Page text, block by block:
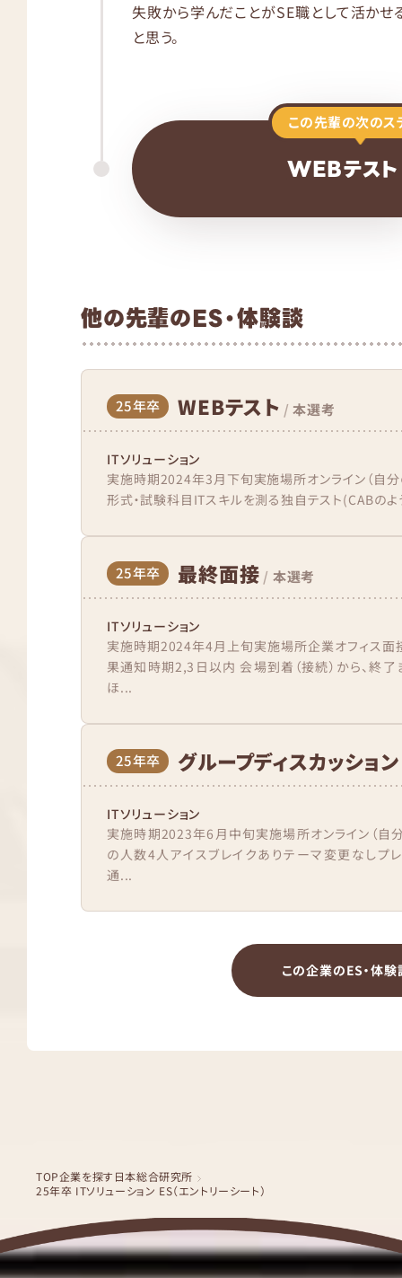
失敗から学んだことがSE職として活かせ
と思う。
この先輩の次のス
WEBテスト
他の先輩のES・体験談
25年卒 WEBテスト / 本選考
ITソリューション
実施時期2024年3月下旬実施場所オンライン（自
形式・試験科目ITスキルを測る独自テスト(CABの
25年卒 最終面接 / 本選考
ITソリューション
実施時期2024年4月上旬実施場所企業オフィス
果通知時期2,3日以内 会場到着（接続）から、終
ほ...
25年卒 グループディスカッション
ITソリューション
実施時期2023年6月中旬実施場所オンライン（自
の人数4人アイスブレイクありテーマ変更なしプ
通...
この企業のES・体験
TOP企業を探す 日本総合研究所
25年卒 ITソリューション ES（エントリーシート）